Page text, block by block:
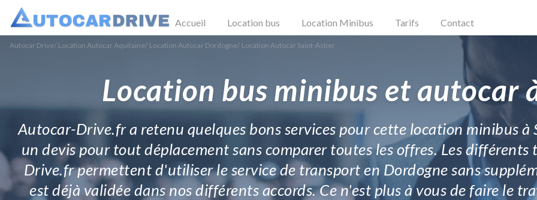
Accueil Location bus Location Minibus Tarifs Contact
Autocar Drive/ Location Autocar Aquitaine/ Location Autocar Dordogne/ Location Autocar Saint-Astier
Location bus minibus et autocar
Autocar-Drive.fr a retenu quelques bons services pour cette location minibus
un devis pour tout déplacement sans comparer toutes les offres. Les
Drive.fr permettent d'utiliser le service de transport en Dordogne sans
est déjà validée dans nos différents accords. Ce n'est plus à vous de faire le